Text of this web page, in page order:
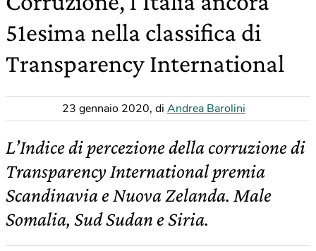
51esima nella classifica di
Transparency International
23 gennaio 2020, di Andrea Barolini
L’Indice di percezione della corruzione di
Transparency International premia
Scandinavia e Nuova Zelanda. Male
Somalia, Sud Sudan e Siria.